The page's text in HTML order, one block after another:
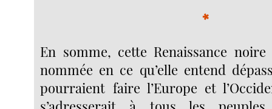
*
En somme, cette Renaissance
nommée en ce qu’elle entend
pourraient faire l’Europe et